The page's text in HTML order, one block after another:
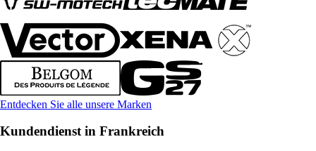
Entdecken Sie alle unsere Marken
Kundendienst in Frankreich